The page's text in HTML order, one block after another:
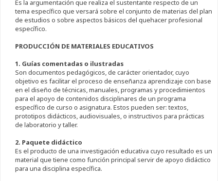
Es la argumentación que realiza el sustentante respecto de un
tema específico que versará sobre el conjunto de materias del plan
de estudios o sobre aspectos básicos del quehacer profesional
específico.
PRODUCCIÓN DE MATERIALES EDUCATIVOS
1. Guías comentadas o ilustradas
Son documentos pedagógicos, de carácter orientador, cuyo
objetivo es facilitar el proceso de enseñanza aprendizaje con base
en el diseño de técnicas, manuales, programas y procedimientos
para el apoyo de contenidos disciplinares de un programa
específico de curso o asignatura. Estos pueden ser: textos,
prototipos didácticos, audiovisuales, o instructivos para prácticas
de laboratorio y taller.
2. Paquete didáctico
Es el producto de una investigación educativa cuyo resultado es un
material que tiene como función principal servir de apoyo didáctico
para una disciplina específica.